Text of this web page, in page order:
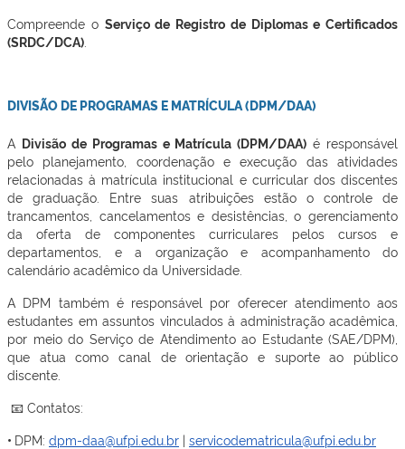
Compreende o Serviço de Registro de Diplomas e Certificados
(SRDC/DCA)
DIVISÃO DE PROGRAMAS E MATRÍCULA (DPM/DAA)
A Divisão de Programas e Matrícula (DPM/DAA) é responsável
pelo planejamento, coordenação e execução das atividades
relacionadas à matrícula institucional e curricular dos discentes
de graduação. Entre suas atribuições estão o controle de
trancamentos, cancelamentos e desistências, o gerenciamento
da oferta de componentes curriculares pelos cursos e
departamentos, e a organização e acompanhamento do
calendário acadêmico da Universidade.
A DPM também é responsável por oferecer atendimento aos
estudantes em assuntos vinculados à administração acadêmica,
por meio do Serviço de Atendimento ao Estudante (SAE/DPM),
que atua como canal de orientação e suporte ao público
discente.
📧 Contatos:
• DPM: dpm-daa@ufpi.edu.br | servicodematricula@ufpi.edu.br